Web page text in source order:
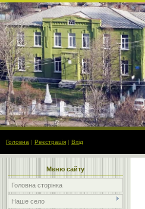
Головна | Реєстрація | Вхід
Меню сайту
Головна сторінка
Наше село